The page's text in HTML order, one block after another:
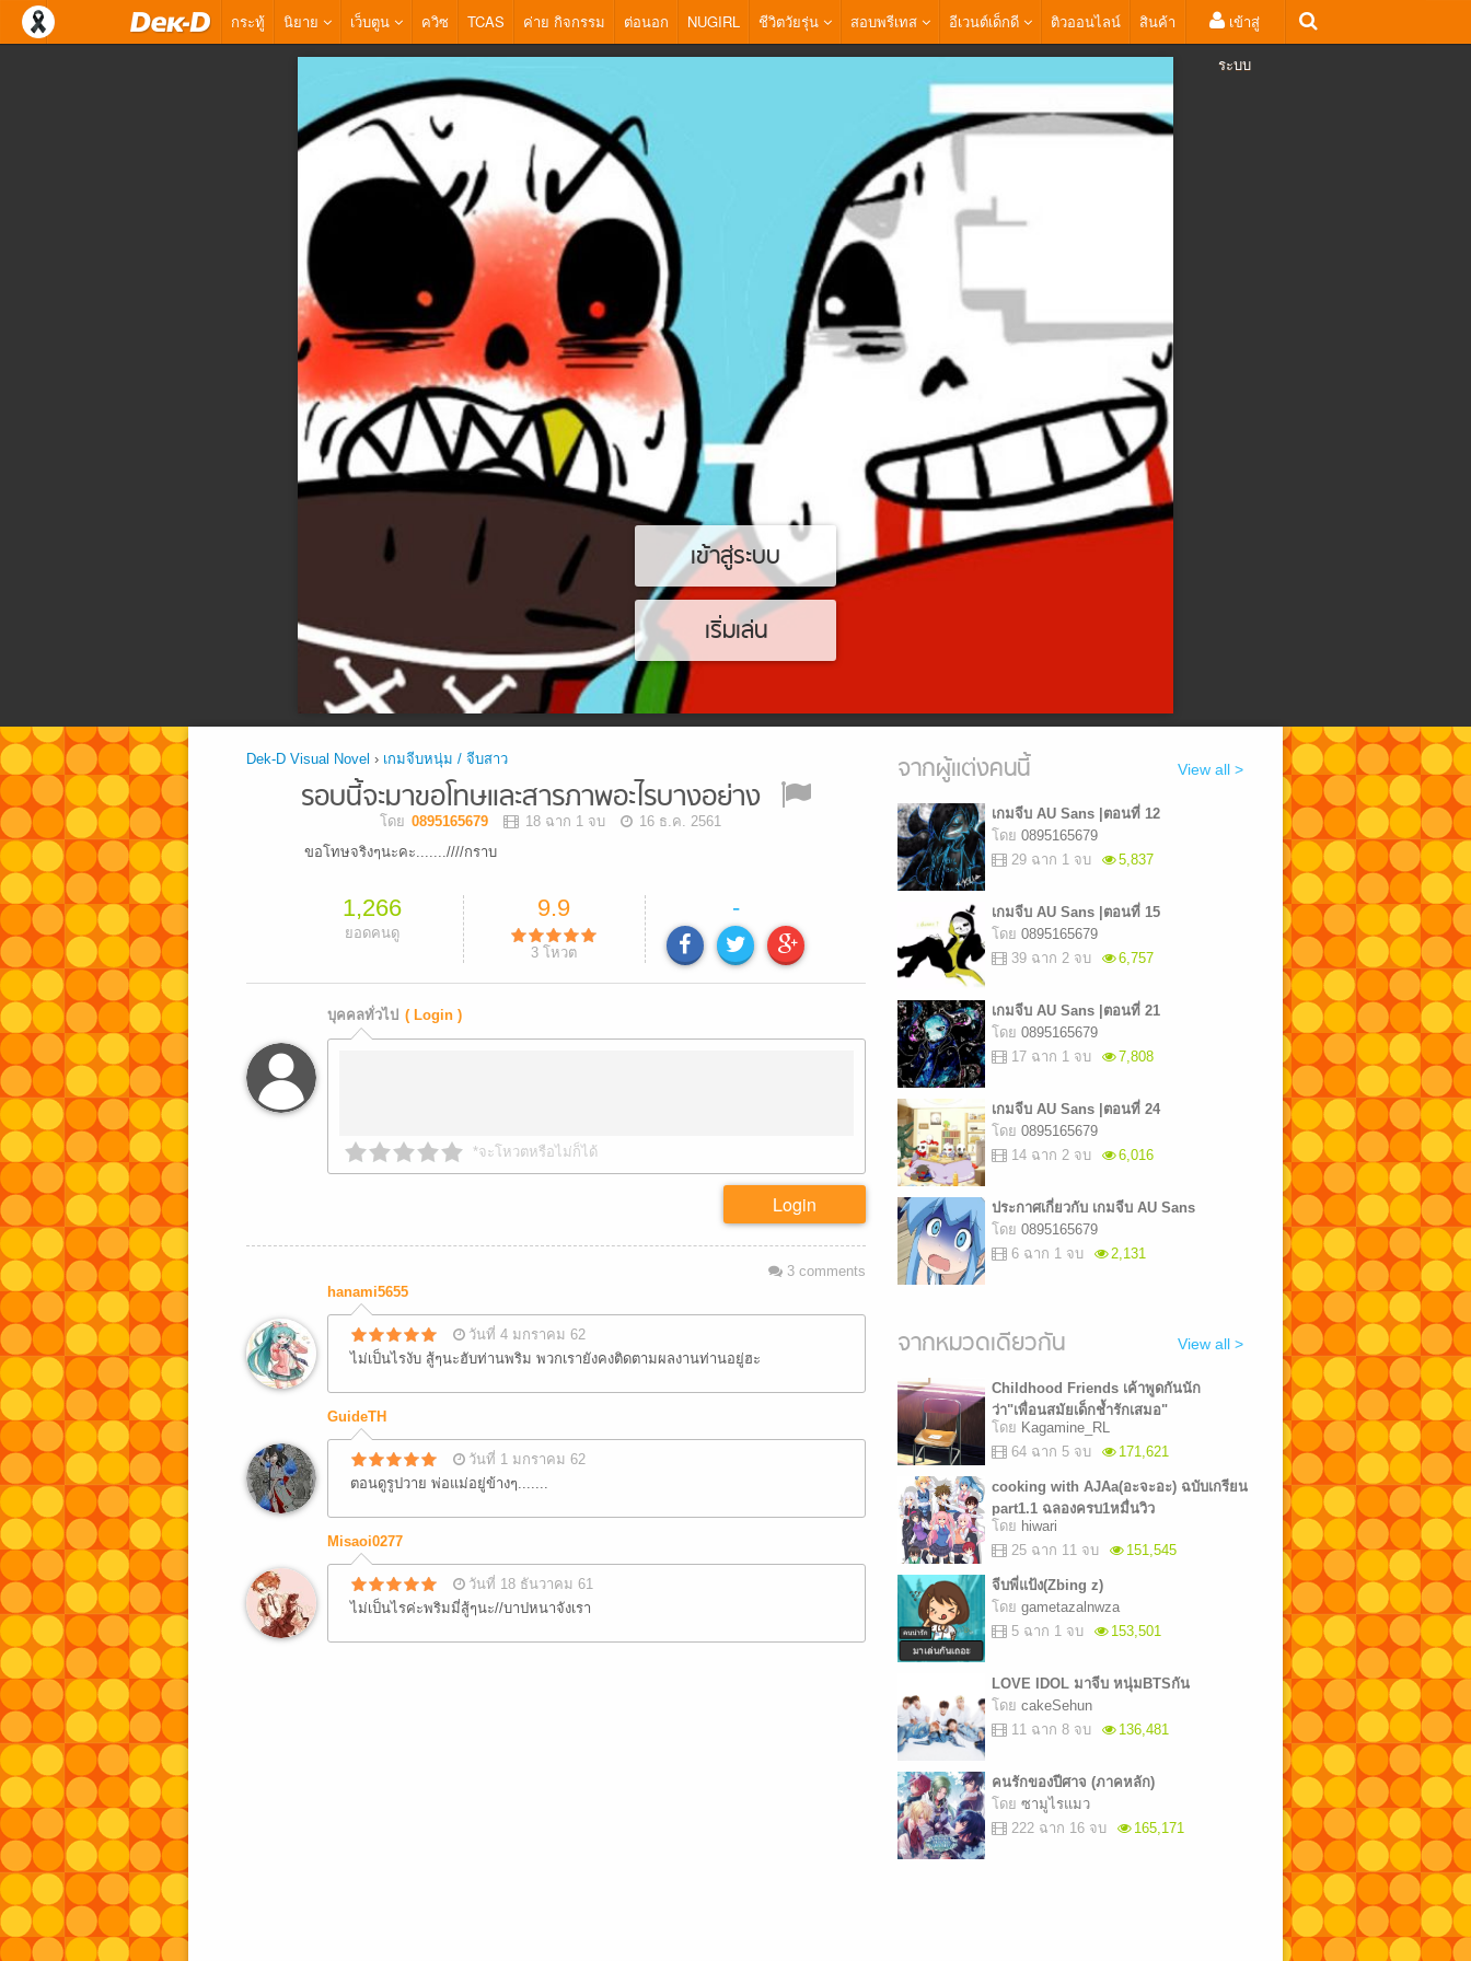
กระทู้ นิยาย เว็บตูน ควิซ TCAS ค่าย กิจกรรม ต่อนอก NUGIRL ชีวิตวัยรุ่น สอบพรีเทส อีเวนต์เด็กดี ติวออนไลน์ สินค้า เข้าสู่
ระบบ
เข้าสู่ระบบ
เริ่มเล่น
Dek-D Visual Novel › เกมจีบหนุ่ม / จีบสาว
รอบนี้จะมาขอโทษและสารภาพอะไรบางอย่าง
โดย 0895165679 18 ฉาก 1 จบ
16 ธ.ค. 2561
ขอโทษจริงๆนะคะ.......////กราบ
1,266
ยอดคนดู
9.9
3 โหวต
-
บุคคลทั่วไป ( Login )
*จะโหวตหรือไม่ก็ได้
Login
3 comments
hanami5655
วันที่ 4 มกราคม 62
ไม่เป็นไรงับ สู้ๆนะฮับท่านพริม พวกเรายังคงติดตามผลงานท่านอยู่ฮะ
GuideTH
วันที่ 1 มกราคม 62
ตอนดูรูปวาย พ่อแม่อยู่ข้างๆ.......
Misaoi0277
วันที่ 18 ธันวาคม 61
ไม่เป็นไรค่ะพริมมี่สู้ๆนะ//บาปหนาจังเรา
จากผู้แต่งคนนี้ View all >
เกมจีบ AU Sans |ตอนที่ 12
โดย 0895165679
29 ฉาก 1 จบ
5,837
เกมจีบ AU Sans |ตอนที่ 15
โดย 0895165679
39 ฉาก 2 จบ
6,757
เกมจีบ AU Sans |ตอนที่ 21
โดย 0895165679
17 ฉาก 1 จบ
7,808
เกมจีบ AU Sans |ตอนที่ 24
โดย 0895165679
14 ฉาก 2 จบ
6,016
ประกาศเกี่ยวกับ เกมจีบ AU Sans
โดย 0895165679
6 ฉาก 1 จบ
2,131
จากหมวดเดียวกัน View all >
Childhood Friends เค้าพูดกันนัก
ว่า"เพื่อนสมัยเด็กช้ำรักเสมอ"
โดย Kagamine_RL
64 ฉาก 5 จบ
171,621
cooking with AJAa(อะจะอะ) ฉบับเกรียน
part1.1 ฉลองครบ1หมื่นวิว
โดย hiwari
25 ฉาก 11 จบ
151,545
จีบพี่แป้ง(Zbing z)
โดย gametazalnwza
5 ฉาก 1 จบ
153,501
LOVE IDOL มาจีบ หนุ่มBTSกัน
โดย cakeSehun
11 ฉาก 8 จบ
136,481
คนรักของปีศาจ (ภาคหลัก)
โดย ซามูไรแมว
222 ฉาก 16 จบ
165,171